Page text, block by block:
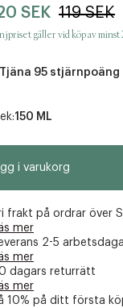
till
sida.
SEK 119 SEK
gäller vid köp av minst
Tjäna 95 stjärnpoäng
150 ML
i varukorg
frakt på ordrar över
mer
2-5
mer
dagars returrätt
mer
10% på ditt första